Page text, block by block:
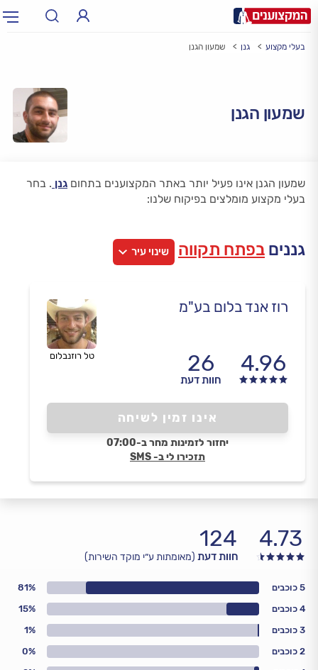
עירעיר: תל אביב, חיפה…
בעלי מקצוע גנן שמעון הגנן
שמעון הגנן
שמעון הגנן אינו פעיל יותר באתר המקצוענים בתחום גנן . בחר
בעלי מקצוע מומלצים בפיקוח שלנו:
גננים בפתח תקווה שינוי עיר
רוז אנד בלום בע"מ
4.96
26
חוות דעת
טל רוזנבלום
אינו זמין לשיחה
יחזור לזמינות מחר ב-07:00
תזכירו לי ב- SMS
4.73
124
חוות דעת (מאומתות ע״י מוקד השירות)
2 כוכבים 0%
3 כוכבים 1%
4 כוכבים 15%
5 כוכבים 81%